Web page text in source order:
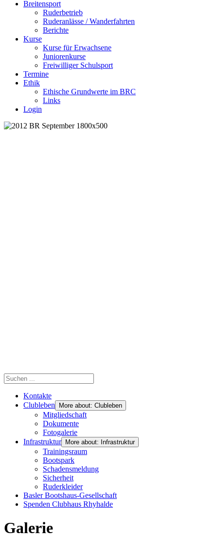
Breitensport
Ruderbetrieb
Ruderanlässe / Wanderfahrten
Berichte
Kurse
Kurse für Erwachsene
Juniorenkurse
Freiwilliger Schulsport
Termine
Ethik
Ethische Grundwerte im BRC
Links
Login
Kontakte
Clubleben
More about: Clubleben
Mitgliedschaft
Dokumente
Fotogalerie
Infrastruktur
More about: Infrastruktur
Trainingsraum
Bootspark
Schadensmeldung
Sicherheit
Ruderkleider
Basler Bootshaus-Gesellschaft
Spenden Clubhaus Rhyhalde
Galerie